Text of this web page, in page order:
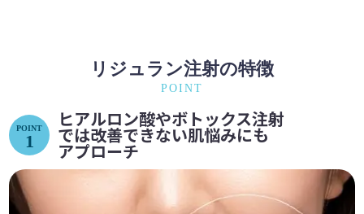
リジュラン注射の特徴
POINT
POINT
1
ヒアルロン酸やボトックス注射
では改善できない肌悩みにも
アプローチ